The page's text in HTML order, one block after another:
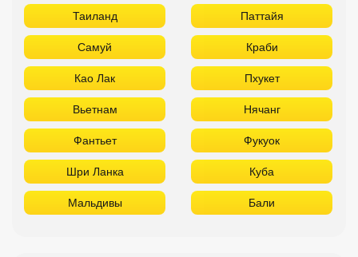
Таиланд Паттайя
Самуй Краби
Као Лак Пхукет
Вьетнам Нячанг
Фантьет Фукуок
Шри Ланка Куба
Мальдивы Бали